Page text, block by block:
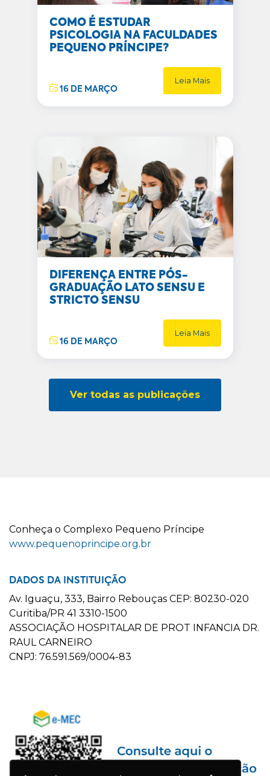
COMO É ESTUDAR
PSICOLOGIA NA FACULDADES
PEQUENO PRÍNCIPE?
16 DE MARÇO
Leia Mais
DIFERENÇA ENTRE PÓS-
GRADUAÇÃO LATO SENSU E
STRICTO SENSU
16 DE MARÇO
Leia Mais
Ver todas as publicações
Conheça o Complexo Pequeno Príncipe
www.pequenoprincipe.org.br
DADOS DA INSTITUIÇÃO
Av. Iguaçu, 333, Bairro Rebouças CEP: 80230-020
Curitiba/PR 41 3310-1500
ASSOCIAÇÃO HOSPITALAR DE PROT INFANCIA DR.
RAUL CARNEIRO
CNPJ: 76.591.569/0004-83